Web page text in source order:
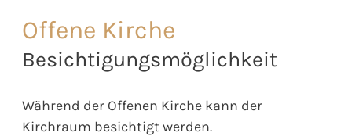
Offene Kirche
Besichtigungsmöglichkeit
Während der Offenen Kirche kann der
Kirchraum besichtigt werden.